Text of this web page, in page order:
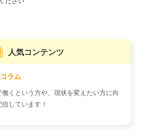
人気コンテンツ
ラム
くという方や、現状を変えたい方に向
しています！